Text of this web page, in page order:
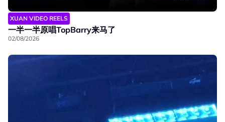
XUAN VIDEO REELS
一半一半原唱TopBarry来马了
02/08/2026